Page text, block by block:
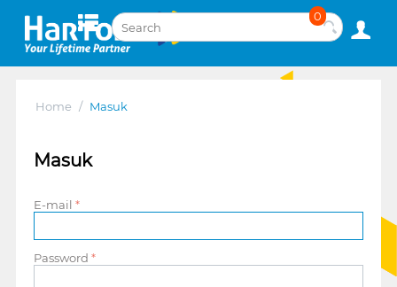
0
Home / Masuk
Masuk
E-mail
Password